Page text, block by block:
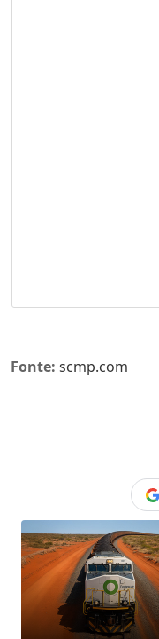
Fonte: scmp.com